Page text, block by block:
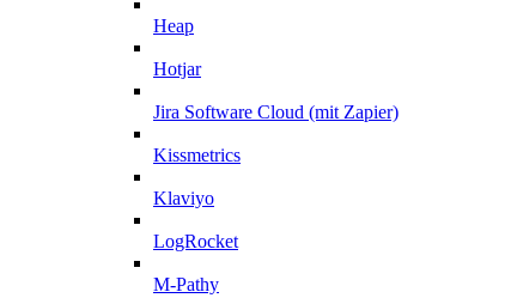
Heap
Hotjar
Jira Software Cloud (mit Zapier)
Kissmetrics
Klaviyo
LogRocket
M-Pathy